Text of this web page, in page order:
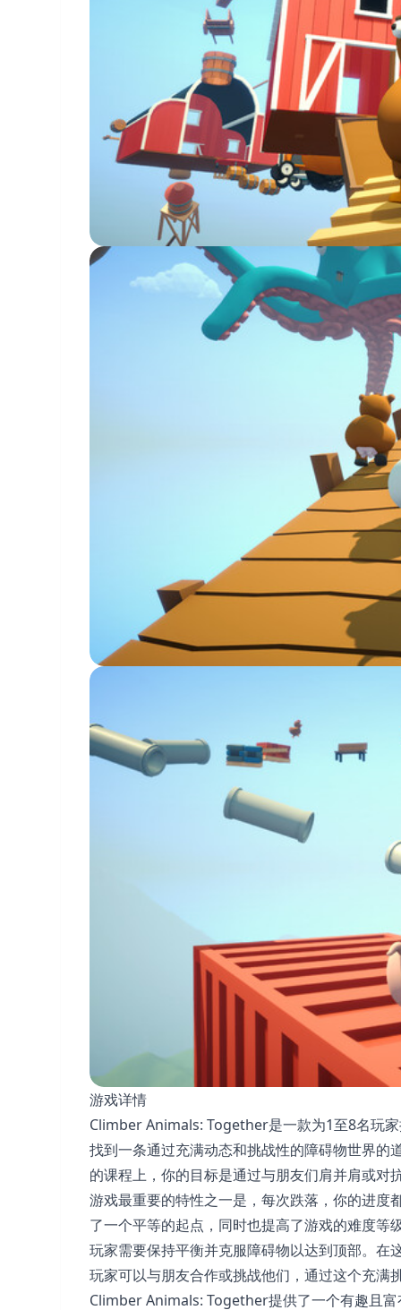
游戏详情
Climber Animals: Together是一款为1至8名玩
找到一条通过充满动态和挑战性的障碍物世界的
的课程上，你的目标是通过与朋友们肩并肩或对
游戏最重要的特性之一是，每次跌落，你的进度
了一个平等的起点，同时也提高了游戏的难度
玩家需要保持平衡并克服障碍物以达到顶部。在
玩家可以与朋友合作或挑战他们，通过这个充满
Climber Animals: Together提供了一个有趣且